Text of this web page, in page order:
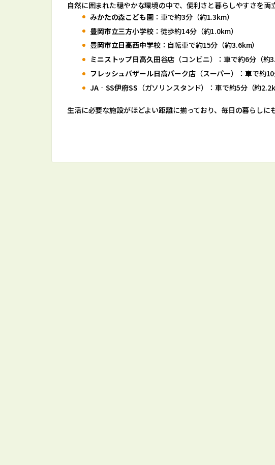
自然に囲まれた穏やかな環境の中で、便利さと暮らしやすさを両
みかたの森こども園：車で約3分（約1.3km）
豊岡市立三方小学校：徒歩約14分（約1.0km）
豊岡市立日高西中学校：自転車で約15分（約3.6km）
ミニストップ日高久田谷店 （コンビニ）：車で約6分（約
フレッシュバザール日高パーク店（スーパー）：車で約10
JA‐SS伊府SS （ガソリンスタンド）：車で約5分（約
生活に必要な施設がほどよい距離に揃っており、毎日の暮らしに